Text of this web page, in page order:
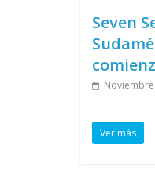
Seven
Ver más